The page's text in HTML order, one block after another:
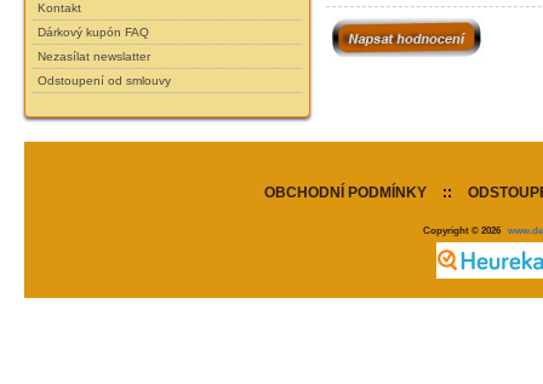
Kontakt
Dárkový kupón FAQ
Nezasílat newslatter
Odstoupení od smlouvy
OBCHODNÍ PODMÍNKY ::
Copyright © 2026